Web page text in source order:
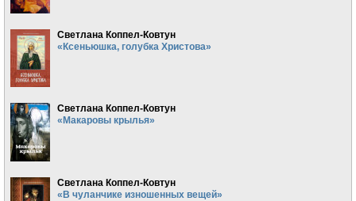
Светлана Коппел-Ковтун
«Ксеньюшка, голубка Христова»
Светлана Коппел-Ковтун
«Макаровы крылья»
Светлана Коппел-Ковтун
«В чуланчике изношенных вещей»